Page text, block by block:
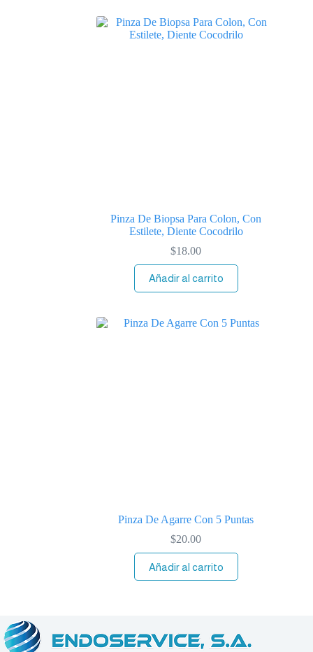
Pinza De Biopsa Para Colon, Con
Estilete, Diente Cocodrilo
$18.00
Añadir al carrito
Pinza De Agarre Con 5 Puntas
$20.00
Añadir al carrito